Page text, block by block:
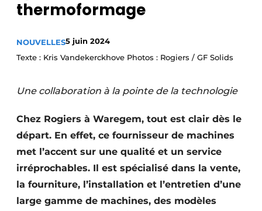
Podcasts
S’inscrire à l’événement
S’inscrire
Termes et conditions
Video’s
thermoformage
NOUVELLES5 juin 2024
Texte : Kris Vandekerckhove Photos : Rogiers / GF Solids
Une collaboration à la pointe de la technologie
Chez Rogiers à Waregem, tout est clair dès le
départ. En effet, ce fournisseur de machines
met l’accent sur une qualité et un service
irréprochables. Il est spécialisé dans la vente,
la fourniture, l’installation et l’entretien d’une
large gamme de machines, des modèles